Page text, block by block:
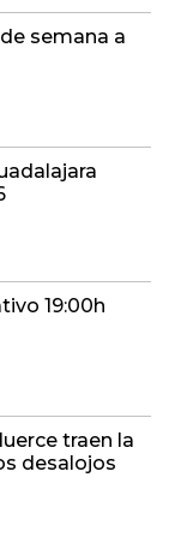
semana a
19:00h
traen la
desalojos